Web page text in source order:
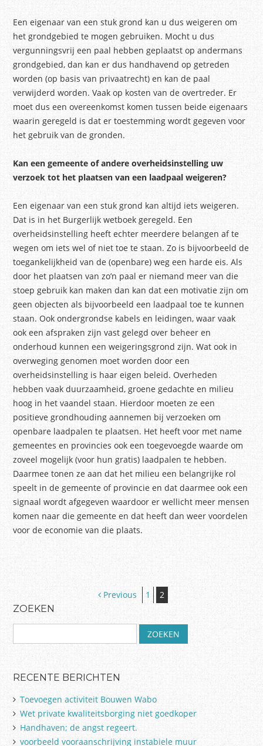
Een eigenaar van een stuk grond kan u dus weigeren om
het grondgebied te mogen gebruiken. Mocht u dus
vergunningsvrij een paal hebben geplaatst op andermans
grondgebied, dan kan er dus handhavend op getreden
worden (op basis van privaatrecht) en kan de paal
verwijderd worden. Vaak op kosten van de overtreder. Er
moet dus een overeenkomst komen tussen beide eigenaars
waarin geregeld is dat er toestemming wordt gegeven voor
het gebruik van de gronden.
Kan een gemeente of andere overheidsinstelling uw
verzoek tot het plaatsen van een laadpaal weigeren?
Een eigenaar van een stuk grond kan altijd iets weigeren.
Dat is in het Burgerlijk wetboek geregeld. Een
overheidsinstelling heeft echter meerdere belangen af te
wegen om iets wel of niet toe te staan. Zo is bijvoorbeeld de
toegankelijkheid van de (openbare) weg een harde eis. Als
door het plaatsen van zo’n paal er niemand meer van die
stoep gebruik kan maken dan kan dat een motivatie zijn om
geen objecten als bijvoorbeeld een laadpaal toe te kunnen
staan. Ook ondergrondse kabels en leidingen, waar vaak
ook een afspraken zijn vast gelegd over beheer en
onderhoud kunnen een weigeringsgrond zijn. Wat ook in
overweging genomen moet worden door een
overheidsinstelling is haar eigen beleid. Overheden
hebben vaak duurzaamheid, groene gedachte en milieu
hoog in het vaandel staan. Hierdoor moeten ze een
positieve grondhouding aannemen bij verzoeken om
openbare laadpalen te plaatsen. Het heeft voor met name
gemeentes en provincies ook een toegevoegde waarde om
zoveel mogelijk (voor hun gratis) laadpalen te hebben.
Daarmee tonen ze aan dat het milieu een belangrijke rol
speelt in de gemeente of provincie en dat daarmee ook een
signaal wordt afgegeven waardoor er wellicht meer mensen
komen naar die gemeente en dat heeft dan weer voordelen
voor de economie van die plaats.
Post navigation
Previous 1
2
ZOEKEN
o
k
e
n
a
a
r
RECENTE BERICHTEN
Toevoegen activiteit Bouwen Wabo
Wet private kwaliteitsborging niet goedkoper
Handhaven; de angst regeert.
voorbeeld vooraanschrijving instabiele muur